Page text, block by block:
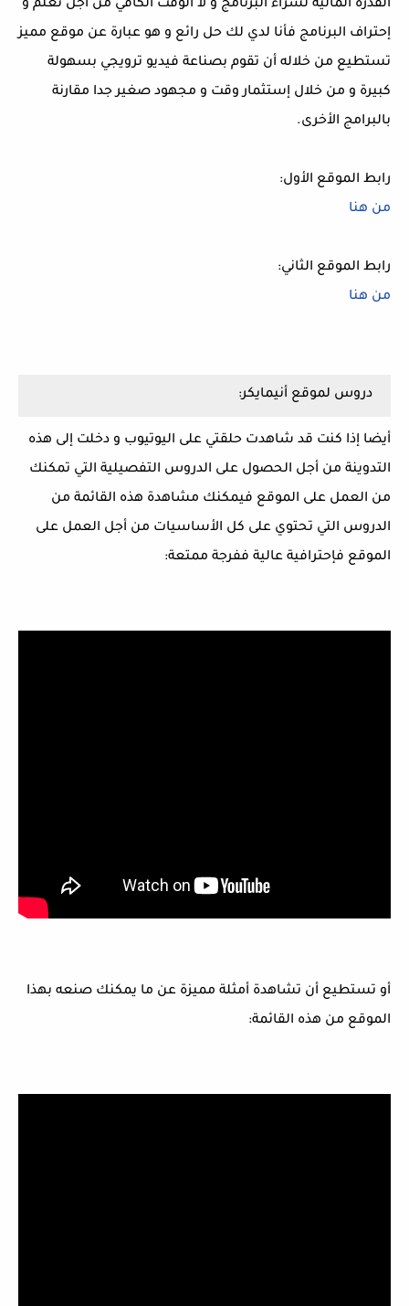
القدرة المالية لشراء البرنامج و لا الوقت الكافي من أجل تعلم و
إحتراف البرنامج فأنا لدي لك حل رائع و هو عبارة عن موقع مميز
تستطيع من خلاله أن تقوم بصناعة فيديو ترويجي بسهولة
كبيرة و من خلال إستثمار وقت و مجهود صغير جدا مقارنة
بالبرامج الأخرى.
رابط الموقع الأول:
من هنا
رابط الموقع الثاني:
من هنا
دروس لموقع أنيمايكر:
أيضا إذا كنت قد شاهدت حلقتي على اليوتيوب و دخلت إلى هذه
التدوينة من أجل الحصول على الدروس التفصيلية التي تمكنك
من العمل على الموقع فيمكنك مشاهدة هذه القائمة من
الدروس التي تحتوي على كل الأساسيات من أجل العمل على
الموقع فإحترافية عالية ففرجة ممتعة:
أو تستطيع أن تشاهدة أمثلة مميزة عن ما يمكنك صنعه بهذا
الموقع من هذه القائمة: